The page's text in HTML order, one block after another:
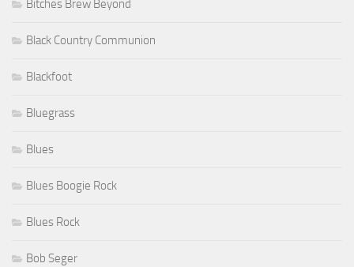
Bitches Brew Beyond
Black Country Communion
Blackfoot
Bluegrass
Blues
Blues Boogie Rock
Blues Rock
Bob Seger